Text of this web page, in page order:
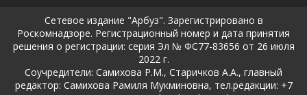
Сетевое издание "Арбуз". Зарегистрировано в
Роскомнадзоре. Регистрационный номер и дата принятия
решения о регистрации: серия Эл № ФС77-83656 от 26 июля
2022 г.
Соучредители: Самихова Р.М., Старичков А.А., главный
редактор: Самихова Рамиля Мукминовна, тел.редакции: +7